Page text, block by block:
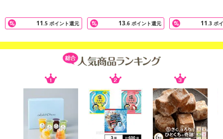
休業日
その他共通および商品カテゴリー別注意事項（※必ずご確認くだ
11.5 ポイント還元 13.6 ポイント還元 11.3 ポ